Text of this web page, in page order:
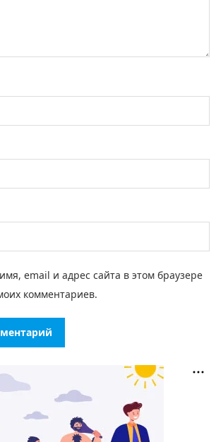
email и адрес сайта в этом браузере
комментариев.